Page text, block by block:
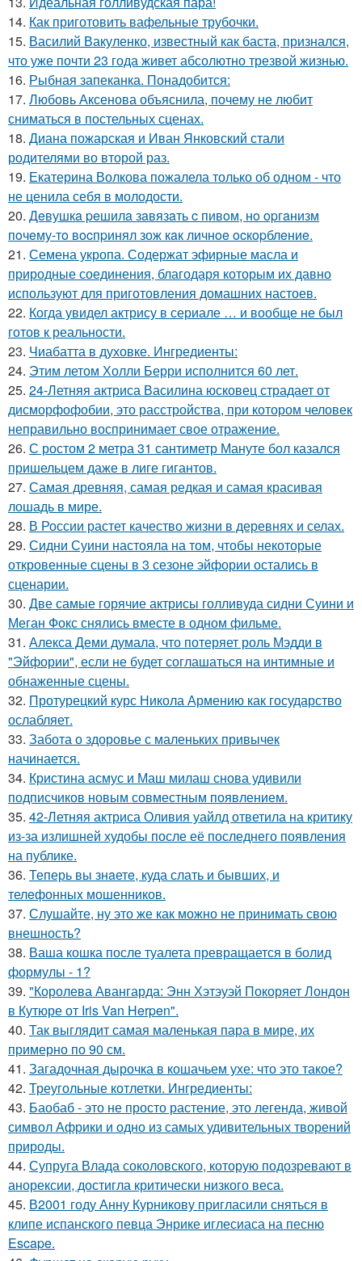
14. Как приготовить вафельные трубочки.
15. Василий Вакуленко, известный как баста, признался,
что уже почти 23 года живет абсолютно трезвой жизнью.
16. Рыбная запеканка. Понадобится:
17. Любовь Аксенова объяснила, почему не любит
сниматься в постельных сценах.
18. Диана пожарская и Иван Янковский стали
родителями во второй раз.
19. Екатерина Волкова пожалела только об одном - что
не ценила себя в молодости.
20. Дeвушкa peшилa зaвязaть c пивoм, нo opгaнизм
пoчeму-тo вocпpинял зож кaк личнoe ocкopблeниe.
21. Семена укропа. Содержат эфирные масла и
природные соединения, благодаря которым их давно
используют для приготовления домашних настоев.
22. Когда увидел актрису в сериале … и вообще не был
готов к реальности.
23. Чиабатта в духовке. Ингредиенты:
24. Этим летом Холли Берри исполнится 60 лет.
25. 24-Летняя актриса Василина юсковец страдает от
дисморфофобии, это расстройства, при котором человек
неправильно воспринимает свое отражение.
26. С ростом 2 метра 31 сантиметр Мануте бол казался
пришельцем даже в лиге гигантов.
27. Самая древняя, самая редкая и самая красивая
лошадь в мире.
28. В России растет качество жизни в деревнях и селах.
29. Сидни Суини настояла на том, чтобы некоторые
откровенные сцены в 3 сезоне эйфории остались в
сценарии.
30. Две самые горячие актрисы голливуда сидни Суини и
Меган Фокс снялись вместе в одном фильме.
31. Алекса Деми думала, что потеряет роль Мэдди в
"Эйфории", если не будет соглашаться на интимные и
обнаженные сцены.
32. Протурецкий курс Никола Армению как государство
ослабляет.
33. Забота о здоровье с маленьких привычек
начинается.
34. Кристина асмус и Маш милаш снова удивили
подписчиков новым совместным появлением.
35. 42-Летняя актриса Оливия уайлд ответила на критику
из-за излишней худобы после её последнего появления
на публике.
36. Теперь вы знaетe, куда слать и бывших, и
телeфонныx мошенников.
37. Слушайте, ну это же как можно не принимать свою
внешность?
38. Ваша кошка после туалета превращается в болид
формулы - 1?
39. "Королева Авангарда: Энн Хэтэуэй Покоряет Лондон
в Кутюре от Iris Van Herpen".
40. Так выглядит самая маленькая пара в мире, их
примерно по 90 см.
41. Загадочная дырочка в кошачьем ухе: что это такое?
42. Треугольные котлетки. Ингредиенты:
43. Баобаб - это не просто растение, это легенда, живой
символ Африки и одно из самых удивительных творений
природы.
44. Супруга Влада соколовского, которую подозревают в
анорексии, достигла критически низкого веса.
45. В2001 году Анну Курникову пригласили сняться в
клипе испанского певца Энрике иглесиаса на песню
Escape.